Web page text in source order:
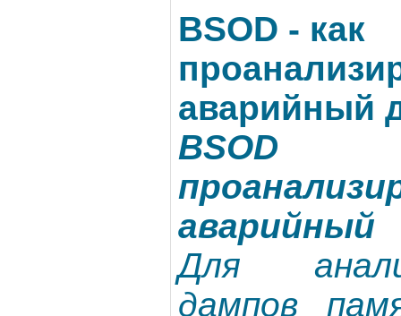
BSOD - как
аварийный
Для
дампов